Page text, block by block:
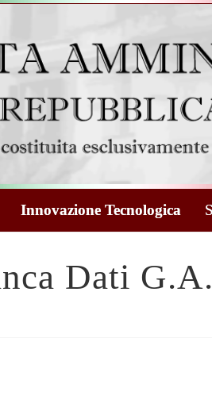
Innovazione Tecnologica
Dati